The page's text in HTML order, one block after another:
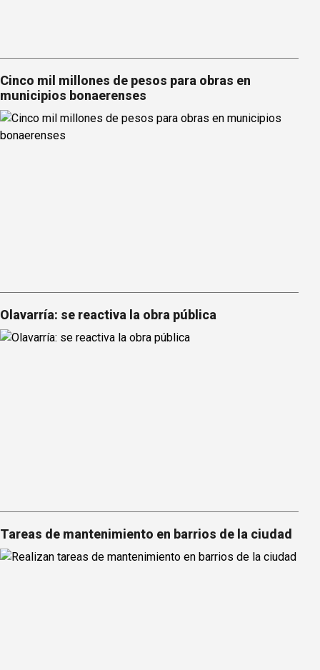
Cinco mil millones de pesos para obras en
municipios bonaerenses
Olavarría: se reactiva la obra pública
Tareas de mantenimiento en barrios de la ciudad